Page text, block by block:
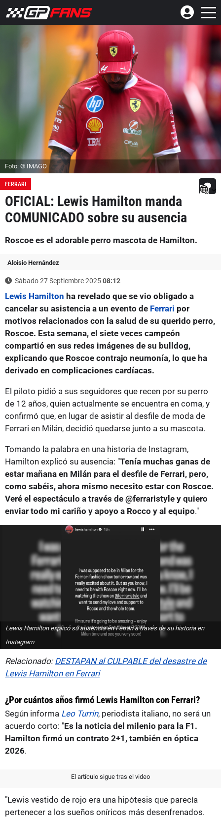
Foto: © IMAGO
FERRARI
OFICIAL: Lewis Hamilton manda
COMUNICADO sobre su ausencia
Roscoe es el adorable perro mascota de Hamilton.
Aloisio Hernández
Sábado 27 Septiembre 202508:12
Lewis Hamilton ha revelado que se vio obligado a
cancelar su asistencia a un evento de Ferrari por
motivos relacionados con la salud de su querido perro,
Roscoe. Esta semana, el siete veces campeón
compartió en sus redes imágenes de su bulldog,
explicando que Roscoe contrajo neumonía, lo que ha
derivado en complicaciones cardíacas.
El piloto pidió a sus seguidores que recen por su perro
de 12 años, quien actualmente se encuentra en coma, y
confirmó que, en lugar de asistir al desfile de moda de
Ferrari en Milán, decidió quedarse junto a su mascota.
Tomando la palabra en una historia de Instagram,
Hamilton explicó su ausencia: "Tenía muchas ganas de
estar mañana en Milán para el desfile de Ferrari, pero,
como sabéis, ahora mismo necesito estar con Roscoe.
Veré el espectáculo a través de @ferraristyle y quiero
enviar todo mi cariño y apoyo a Rocco y al equipo."
Lewis Hamilton explicó su ausencia en Ferrari a través de su historia en
Instagram
Relacionado: DESTAPAN al CULPABLE del desastre de
Lewis Hamilton en Ferrari
¿Por cuántos años firmó Lewis Hamilton con Ferrari?
Según informa Leo Turrin, periodista italiano, no será un
acuerdo corto: "Es la noticia del milenio para la F1.
Hamilton firmó un contrato 2+1, también en óptica
2026.
El artículo sigue tras el video
"Lewis vestido de rojo era una hipótesis que parecía
pertenecer a los sueños oníricos más desenfrenados.